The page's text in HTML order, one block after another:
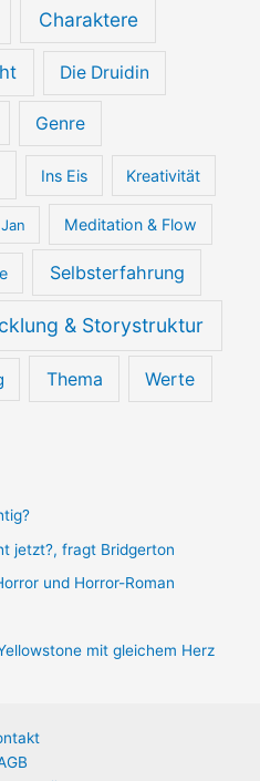
Charaktere
Die Druidin
Genre
Ins Eis Kreativität
Meditation & Flow
Selbsterfahrung
& Storystruktur
Thema Werte
jetzt?, fragt Bridgerton
und Horror-Roman
mit gleichem Herz